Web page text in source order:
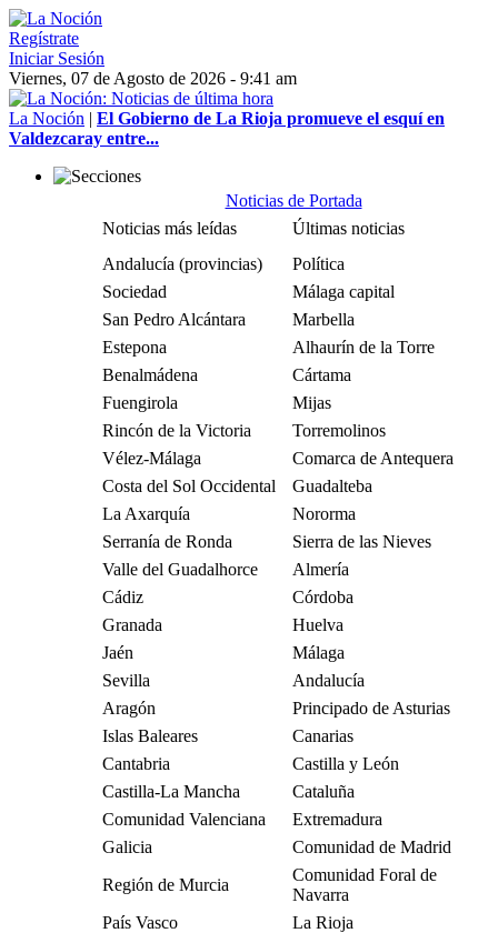
Regístrate
Iniciar Sesión
Viernes, 07 de Agosto de 2026 - 9:41 am
La Noción | El Gobierno de La Rioja promueve el esquí en
Valdezcaray entre...
Noticias de Portada
Noticias más leídas
Últimas noticias
Andalucía (provincias)
Política
Sociedad
Málaga capital
San Pedro Alcántara
Marbella
Estepona
Alhaurín de la Torre
Benalmádena
Cártama
Fuengirola
Mijas
Rincón de la Victoria
Torremolinos
Vélez-Málaga
Comarca de Antequera
Costa del Sol Occidental
Guadalteba
La Axarquía
Nororma
Serranía de Ronda
Sierra de las Nieves
Valle del Guadalhorce
Almería
Cádiz
Córdoba
Granada
Huelva
Jaén
Málaga
Sevilla
Andalucía
Aragón
Principado de Asturias
Islas Baleares
Canarias
Cantabria
Castilla y León
Castilla-La Mancha
Cataluña
Comunidad Valenciana
Extremadura
Galicia
Comunidad de Madrid
Región de Murcia
Comunidad Foral de
Navarra
País Vasco
La Rioja